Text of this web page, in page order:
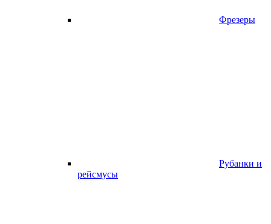
Фрезеры
Рубанки и
рейсмусы